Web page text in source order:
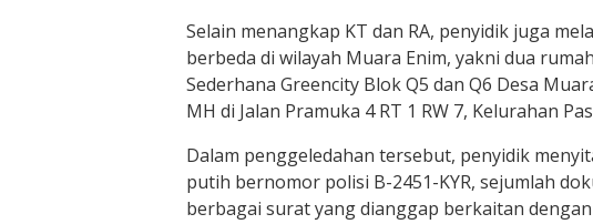
Selain menangkap KT dan RA, penyidik juga
berbeda di wilayah Muara Enim, yakni dua
Sederhana Greencity Blok Q5 dan Q6 Desa
MH di Jalan Pramuka 4 RT 1 RW 7, Kelurahan
Dalam penggeledahan tersebut, penyidik
putih bernomor polisi B-2451-KYR, sejumlah
berbagai surat yang dianggap berkaitan